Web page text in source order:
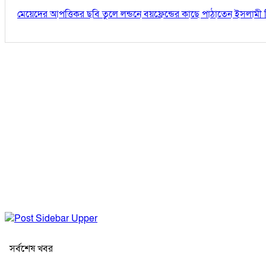
মেয়েদের আপত্তিকর ছবি তুলে লন্ডনে বয়ফ্রেন্ডের কাছে পাঠাতেন ইসলামী
সর্বশেষ খবর